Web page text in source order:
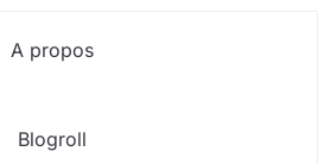
A propos
Blogroll